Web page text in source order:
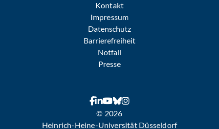
Kontakt
Impressum
Datenschutz
Barrierefreiheit
Notfall
Presse
© 2026
Heinrich-Heine-Universität Düsseldorf